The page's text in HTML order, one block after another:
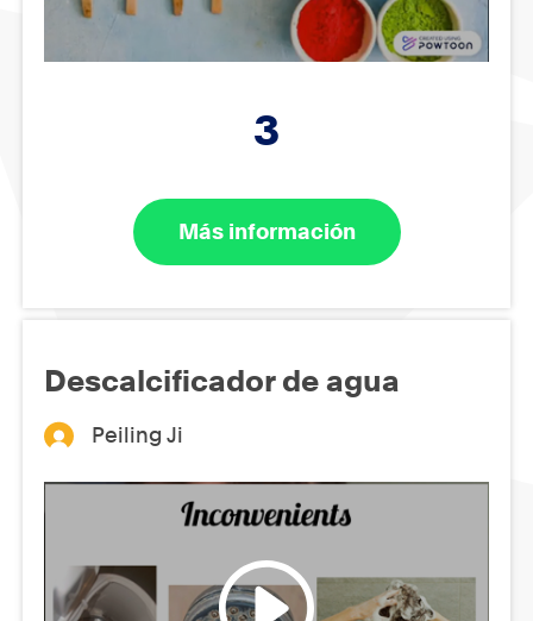
3
Más información
Descalcificador de agua
Peiling Ji